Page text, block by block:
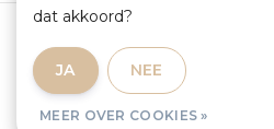
Productinformatie en
Sitemap
dat akkoord?
JA NEE
MEER OVER COOKIES »